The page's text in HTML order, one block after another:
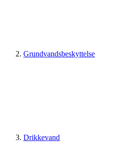
Grundvandsbeskyttelse
Drikkevand